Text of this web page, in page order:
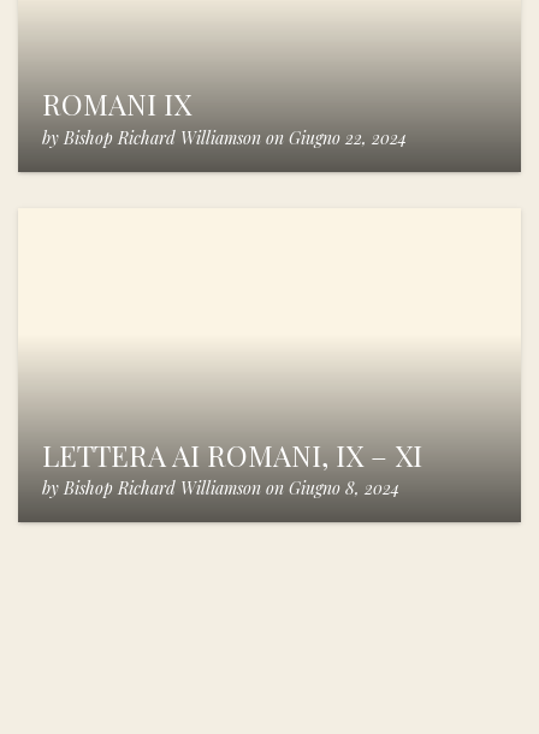
ROMANI IX
by Bishop Richard Williamson on Giugno 22, 2024
LETTERA AI ROMANI, IX – XI
by Bishop Richard Williamson on Giugno 8, 2024